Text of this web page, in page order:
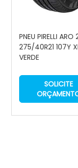
PNEU PIRELLI ARO
275/40R21 107Y
VERDE
SOLICITE